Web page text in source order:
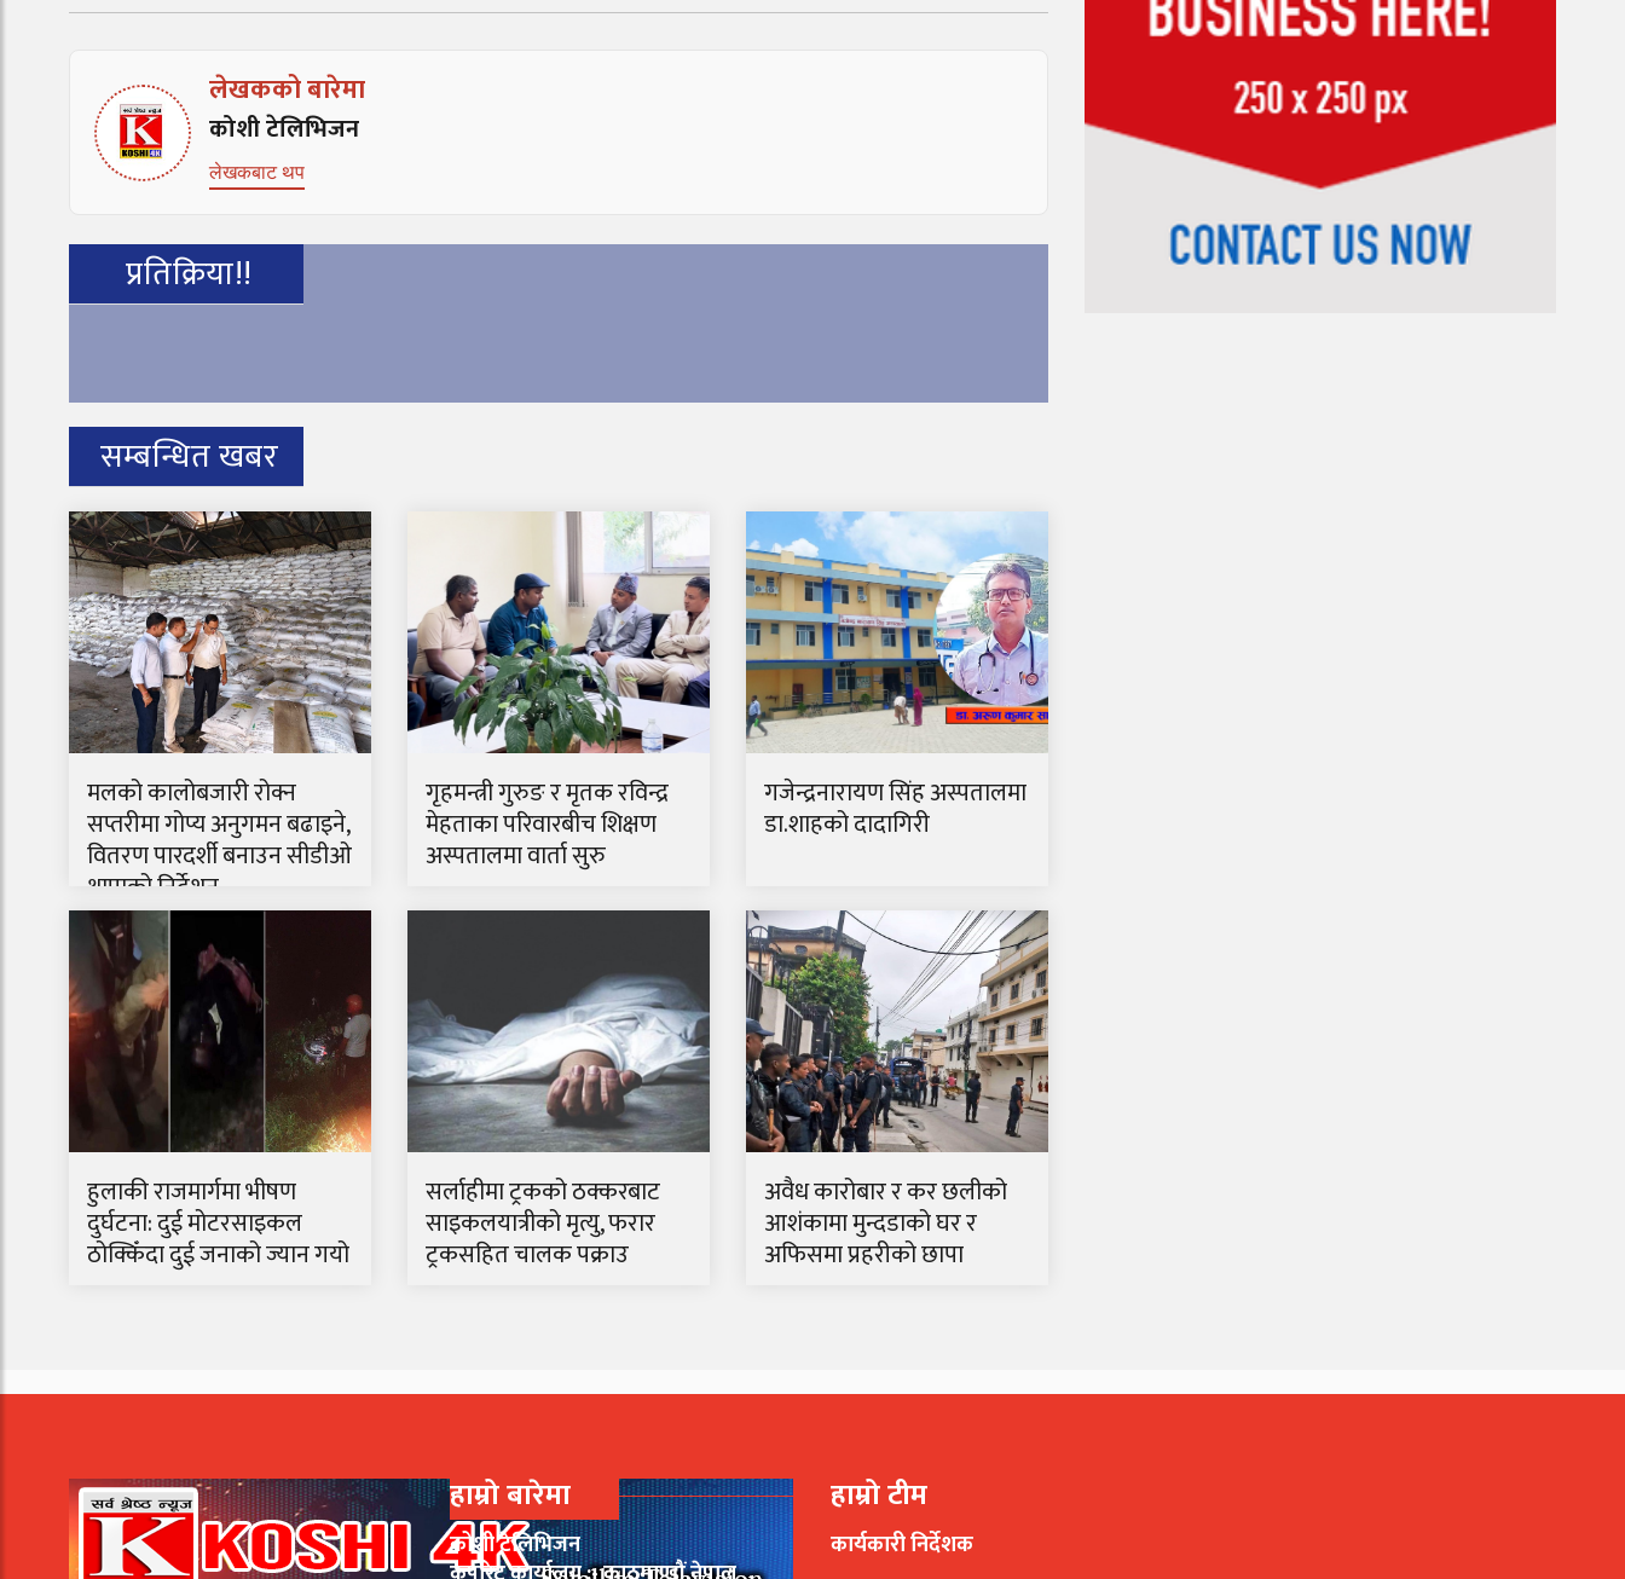
लेखकको बारेमा
कोशी टेलिभिजन
लेखकबाट थप
प्रतिक्रिया!!
सम्बन्धित खबर
मलको कालोबजारी रोक्न
सप्तरीमा गोप्य अनुगमन बढाइने,
वितरण पारदर्शी बनाउन सीडीओ
थापाको निर्देशन
गृहमन्त्री गुरुङ र मृतक रविन्द्र
मेहताका परिवारबीच शिक्षण
अस्पतालमा वार्ता सुरु
गजेन्द्रनारायण सिंह अस्पतालमा
डा.शाहको दादागिरी
हुलाकी राजमार्गमा भीषण
दुर्घटना: दुई मोटरसाइकल
ठोक्किँदा दुई जनाको ज्यान गयो
सर्लाहीमा ट्रकको ठक्करबाट
साइकलयात्रीको मृत्यु, फरार
ट्रकसहित चालक पक्राउ
अवैध कारोबार र कर छलीको
आशंकामा मुन्दडाको घर र
अफिसमा प्रहरीको छापा
हाम्रो बारेमा
कोशी टेलिभिजन
हाम्रो टीम
कार्यकारी निर्देशक